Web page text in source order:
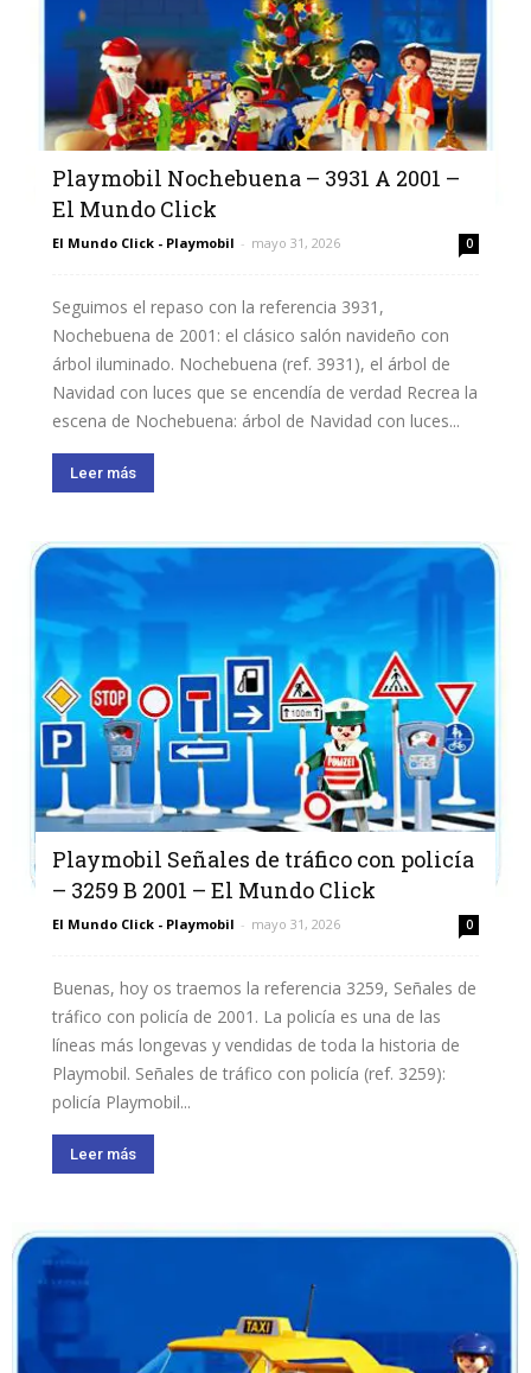
Playmobil Nochebuena – 3931 A 2001 –
El Mundo Click
El Mundo Click - Playmobil - mayo 31, 2026 0
Seguimos el repaso con la referencia 3931,
Nochebuena de 2001: el clásico salón navideño con
árbol iluminado. Nochebuena (ref. 3931), el árbol de
Navidad con luces que se encendía de verdad Recrea la
escena de Nochebuena: árbol de Navidad con luces...
Leer más
Playmobil Señales de tráfico con policía
– 3259 B 2001 – El Mundo Click
El Mundo Click - Playmobil - mayo 31, 2026 0
Buenas, hoy os traemos la referencia 3259, Señales de
tráfico con policía de 2001. La policía es una de las
líneas más longevas y vendidas de toda la historia de
Playmobil. Señales de tráfico con policía (ref. 3259):
policía Playmobil...
Leer más